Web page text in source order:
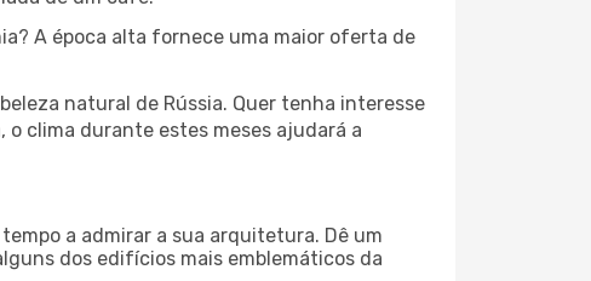
A época alta fornece uma maior oferta de
natural de Rússia. Quer tenha interesse
clima durante estes meses ajudará a
a admirar a sua arquitetura. Dê um
dos edifícios mais emblemáticos da